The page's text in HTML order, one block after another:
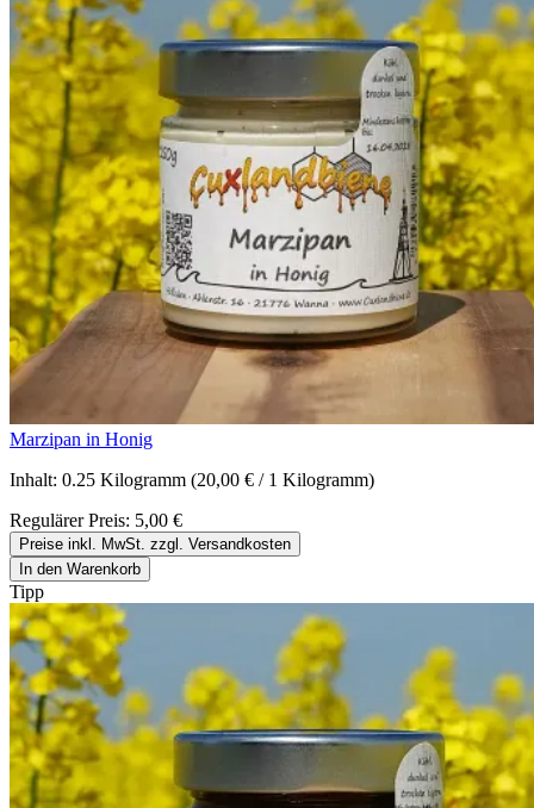
Marzipan in Honig
Inhalt: 0.25 Kilogramm (20,00 € / 1 Kilogramm)
Regulärer Preis: 5,00 €
Preise inkl. MwSt. zzgl. Versandkosten
In den Warenkorb
Tipp